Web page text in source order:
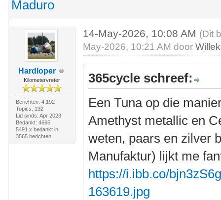
Maduro
Hardloper
Kilometervreter
Berichten: 4.192
Topics: 132
Lid sinds: Apr 2023
Bedankt: 4665
5491 x bedankt in
3565 berichten
14-May-2026, 10:08 AM (Dit
May-2026, 10:21 AM door
365cycle schreef:
Een Tuna op die
Amethyst metallic en
weten, paars en zilver
Manufaktur) lijkt me
https://i.ibb.co/
163619.jpg